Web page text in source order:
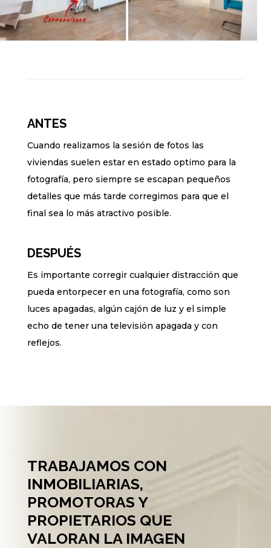
ANTES
Cuando realizamos la sesión de fotos las
viviendas suelen estar en estado optimo para la
fotografía, pero siempre se escapan pequeños
detalles que más tarde corregimos para que el
final sea lo más atractivo posible.
DESPUÉS
Es importante corregir cualquier distracción que
pueda entorpecer en una fotografía, como son
luces apagadas, algún cajón de luz y el simple
echo de tener una televisión apagada y con
reflejos.
TRABAJAMOS CON
INMOBILIARIAS,
PROMOTORAS Y
PROPIETARIOS QUE
VALORAN LA IMAGEN